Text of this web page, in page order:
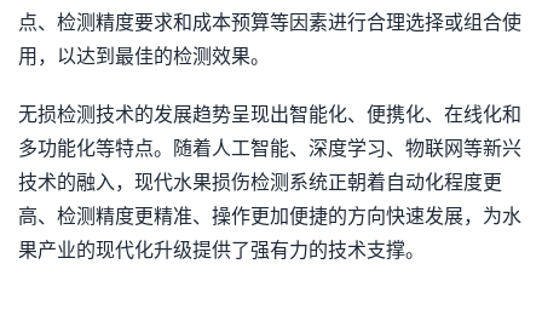
点、检测精度要求和成本预算等因素进行合理选择或组合使
用，以达到最佳的检测效果。
无损检测技术的发展趋势呈现出智能化、便携化、在线化和
多功能化等特点。随着人工智能、深度学习、物联网等新兴
技术的融入，现代水果损伤检测系统正朝着自动化程度更
高、检测精度更精准、操作更加便捷的方向快速发展，为水
果产业的现代化升级提供了强有力的技术支撑。